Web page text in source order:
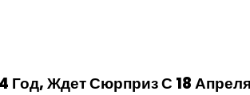
Год, Ждет Сюрприз С 18